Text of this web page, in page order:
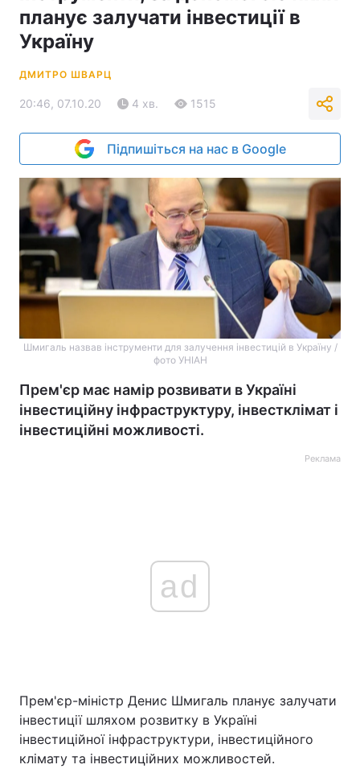
планує залучати інвестиції в
Україну
ДМИТРО ШВАРЦ
20:46, 07.10.20 4 хв. 1515
Підпишіться на нас в Google
Шмигаль назвав інструменти для залучення інвестицій в Україну /
фото УНІАН
Прем'єр має намір розвивати в Україні
інвестиційну інфраструктуру, інвестклімат і
інвестиційні можливості.
Реклама
ad
Прем'єр-міністр Денис Шмигаль планує залучати
інвестиції шляхом розвитку в Україні
інвестиційної інфраструктури, інвестиційного
клімату та інвестиційних можливостей.